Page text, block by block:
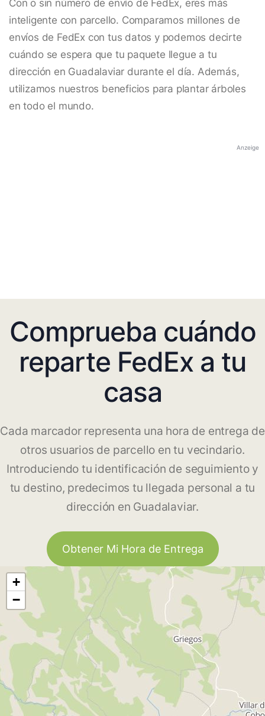
Con o sin número de envío de FedEx, eres más
inteligente con parcello. Comparamos millones de
envíos de FedEx con tus datos y podemos decirte
cuándo se espera que tu paquete llegue a tu
dirección en Guadalaviar durante el día. Además,
utilizamos nuestros beneficios para plantar árboles
en todo el mundo.
Anzeige
Comprueba cuándo
reparte FedEx a tu
casa
Cada marcador representa una hora de entrega de
otros usuarios de parcello en tu vecindario.
Introduciendo tu identificación de seguimiento y
tu destino, predecimos tu llegada personal a tu
dirección en Guadalaviar.
Obtener Mi Hora de Entrega
+
−